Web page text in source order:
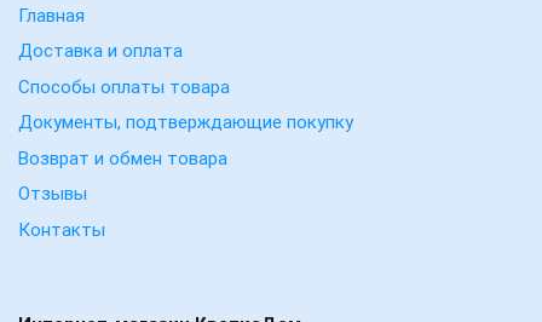
Главная
Доставка и оплата
Способы оплаты товара
Документы, подтверждающие покупку
Возврат и обмен товара
Отзывы
Контакты